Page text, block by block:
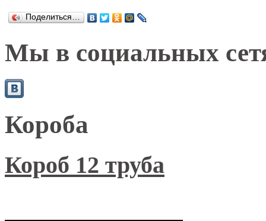
Поделиться…
Мы в социальных
Короба
Короб 12 труба